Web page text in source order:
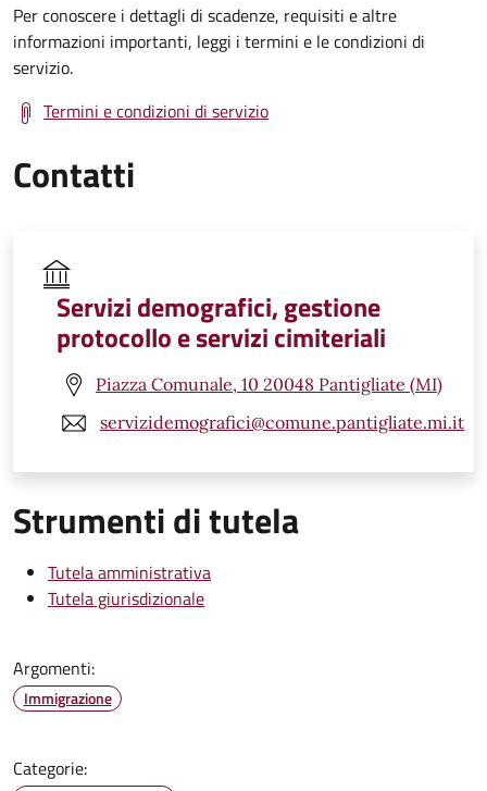
Per conoscere i dettagli di scadenze, requisiti e altre
informazioni importanti, leggi i termini e le condizioni di
servizio.
Termini e condizioni di servizio
Contatti
Servizi demografici, gestione
protocollo e servizi cimiteriali
Piazza Comunale, 10 20048 Pantigliate (MI)
servizidemografici@comune.pantigliate.mi.it
Strumenti di tutela
Tutela amministrativa
Tutela giurisdizionale
Argomenti:
Immigrazione
Categorie: